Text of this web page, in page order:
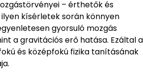
– érthetők és
kísérletek során könnyen
gyorsuló mozgás
a gravitációs erő hatása. Ezáltal a
és középfokú fizika tanításának